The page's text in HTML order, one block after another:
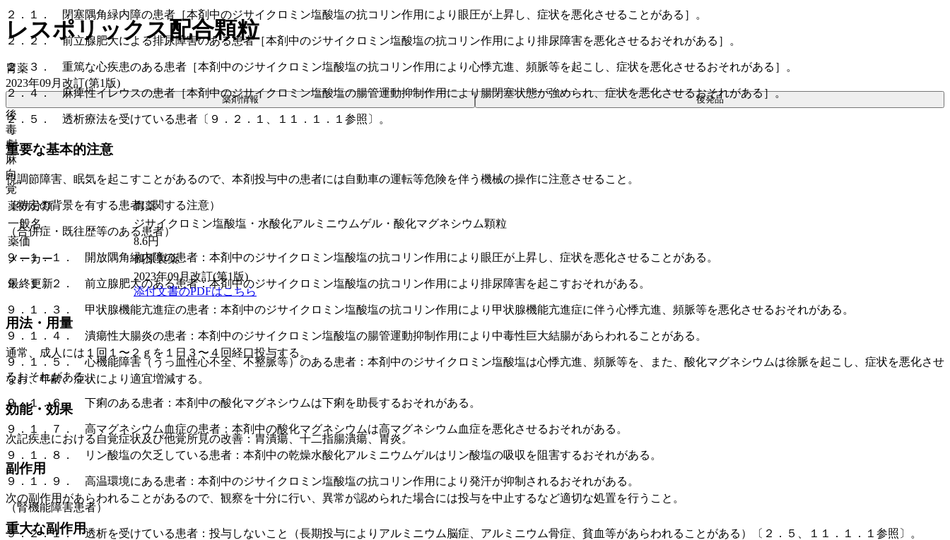
２．１． 閉塞隅角緑内障の患者［本剤中のジサイクロミン塩酸塩の抗コリン作用により眼圧が上昇し、症状を悪化させることがある］。
２．２． 前立腺肥大による排尿障害のある患者［本剤中のジサイクロミン塩酸塩の抗コリン作用により排尿障害を悪化させるおそれがある］。
２．３． 重篤な心疾患のある患者［本剤中のジサイクロミン塩酸塩の抗コリン作用により心悸亢進、頻脈等を起こし、症状を悪化させるおそれがある］。
２．４． 麻痺性イレウスの患者［本剤中のジサイクロミン塩酸塩の腸管運動抑制作用により腸閉塞状態が強められ、症状を悪化させるおそれがある］。
２．５． 透析療法を受けている患者〔９．２．１、１１．１．１参照〕。
重要な基本的注意
視調節障害、眠気を起こすことがあるので、本剤投与中の患者には自動車の運転等危険を伴う機械の操作に注意させること。
（特定の背景を有する患者に関する注意）
（合併症・既往歴等のある患者）
９．１．１． 開放隅角緑内障の患者：本剤中のジサイクロミン塩酸塩の抗コリン作用により眼圧が上昇し、症状を悪化させることがある。
９．１．２． 前立腺肥大のある患者：本剤中のジサイクロミン塩酸塩の抗コリン作用により排尿障害を起こすおそれがある。
９．１．３． 甲状腺機能亢進症の患者：本剤中のジサイクロミン塩酸塩の抗コリン作用により甲状腺機能亢進症に伴う心悸亢進、頻脈等を悪化させるおそれがある。
９．１．４． 潰瘍性大腸炎の患者：本剤中のジサイクロミン塩酸塩の腸管運動抑制作用により中毒性巨大結腸があらわれることがある。
９．１．５． 心機能障害（うっ血性心不全、不整脈等）のある患者：本剤中のジサイクロミン塩酸塩は心悸亢進、頻脈等を、また、酸化マグネシウムは徐脈を起こし、症状を悪化させ
るおそれがある。
９．１．６． 下痢のある患者：本剤中の酸化マグネシウムは下痢を助長するおそれがある。
９．１．７． 高マグネシウム血症の患者：本剤中の酸化マグネシウムは高マグネシウム血症を悪化させるおそれがある。
９．１．８． リン酸塩の欠乏している患者：本剤中の乾燥水酸化アルミニウムゲルはリン酸塩の吸収を阻害するおそれがある。
９．１．９． 高温環境にある患者：本剤中のジサイクロミン塩酸塩の抗コリン作用により発汗が抑制されるおそれがある。
（腎機能障害患者）
９．２．１． 透析を受けている患者：投与しないこと（長期投与によりアルミニウム脳症、アルミニウム骨症、貧血等があらわれることがある）〔２．５、１１．１．１参照〕。
レスポリックス配合顆粒
胃薬
2023年09月改訂(第1版)
薬剤情報 後発品
後
毒
劇
麻
向
覚
薬効分類
胃薬
一般名
ジサイクロミン塩酸塩・水酸化アルミニウムゲル・酸化マグネシウム顆粒
薬価
8.6円
メーカー
鶴原製薬
最終更新
2023年09月改訂(第1版)
添付文書のPDFはこちら
用法・用量
通常、成人には１回１〜２ｇを１日３〜４回経口投与する。
なお、年齢、症状により適宜増減する。
効能・効果
次記疾患における自覚症状及び他覚所見の改善：胃潰瘍、十二指腸潰瘍、胃炎。
副作用
次の副作用があらわれることがあるので、観察を十分に行い、異常が認められた場合には投与を中止するなど適切な処置を行うこと。
重大な副作用